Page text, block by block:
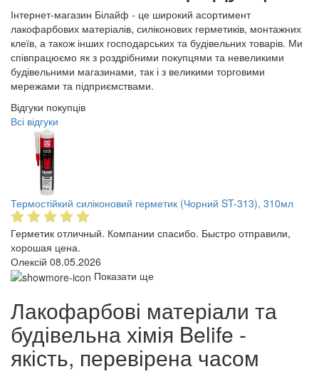
Інтернет-магазин Білайф - це широкий асортимент
лакофарбових матеріалів, силіконових герметиків, монтажних
клеїв, а також інших господарських та будівельних товарів. Ми
співпрацюємо як з роздрібними покупцями та невеликими
будівельними магазинами, так і з великими торговими
мережами та підприємствами.
Відгуки покупців
Всі відгуки
Термостійкий силіконовий герметик (Чорний ST-313), 310мл
Герметик отличный. Компании спасибо. Быстро отправили,
хорошая цена.
Олексій 08.05.2026
Показати ще
Лакофарбові матеріали та
будівельна хімія Belife -
якість, перевірена часом